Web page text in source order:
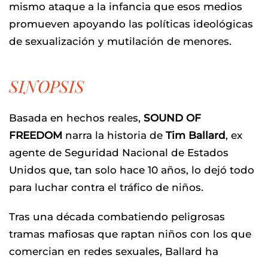
mismo ataque a la infancia que esos medios
promueven apoyando las políticas ideológicas
de sexualización y mutilación de menores.
SINOPSIS
Basada en hechos reales, SOUND OF
FREEDOM narra la historia de Tim Ballard , ex
agente de Seguridad Nacional de Estados
Unidos que, tan solo hace 10 años, lo dejó todo
para luchar contra el tráfico de niños.
Tras una década combatiendo peligrosas
tramas mafiosas que raptan niños con los que
comercian en redes sexuales, Ballard ha